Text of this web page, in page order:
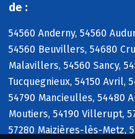
de :
54560 Anderny, 54560
54560 Beuvillers, 54680
Malavillers, 54560 Sancy,
Tucquegnieux, 54150 Avril,
54790 Mancieulles, 54480
Moutiers, 54190 Villerupt,
57280 Maizières-lès-Metz,